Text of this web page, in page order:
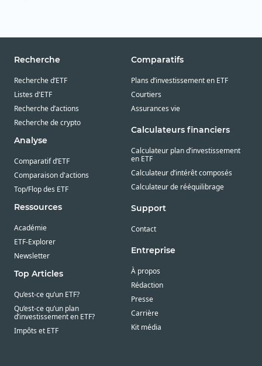
Recherche
Recherche d’ETF
Listes d'ETF
Recherche d’actions
Recherche de crypto
Analyse
Comparatif d’ETF
Comparaison d'actions
Top/Flop des ETF
Ressources
Académie
ETF-Explorer
Newsletter
Top Articles
Qu’est-ce qu’un ETF?
Qu’est-ce qu’un plan
d’investissement en ETF?
Impôts et ETF
Comparatifs
Plans d’investissement en ETF
Courtiers
Assurances vie
Calculateurs financiers
Calculateur plan d’investissement
en ETF
Calculateur d’intérêt composés
Calculateur de rééquilibrage
Support
Contact
Entreprise
À propos
Rédaction
Presse
Carrière
Kit média